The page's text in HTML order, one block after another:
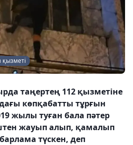
таңертең 112 қызметіне
көпқабатты тұрғын
жылы туған бала пәтер
жауып алып, қамалып
түскен, деп